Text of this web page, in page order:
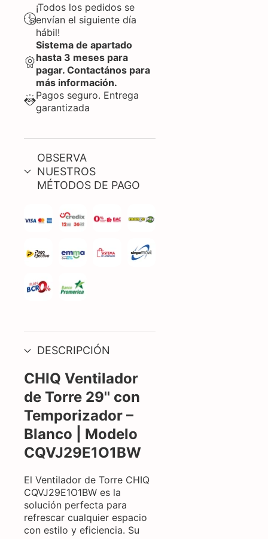
¡Todos los pedidos se
envían el siguiente día
hábil!
Sistema de apartado
hasta 3 meses para
pagar. Contactános para
más información.
Pagos seguro. Entrega
garantizada
OBSERVA
NUESTROS
MÉTODOS DE PAGO
DESCRIPCIÓN
CHIQ Ventilador
de Torre 29'' con
Temporizador –
Blanco | Modelo
CQVJ29E1O1BW
El Ventilador de Torre CHIQ
CQVJ29E1O1BW es la
solución perfecta para
refrescar cualquier espacio
con estilo y eficiencia. Su